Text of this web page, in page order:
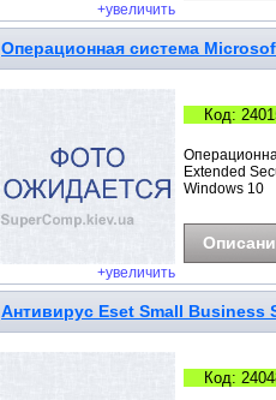
+увеличить
Операционная система
+увеличить
Код:
Extended
Windows 10
Антивирус Eset Small Business
Код: